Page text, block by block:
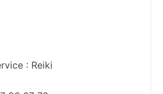
: Reiki